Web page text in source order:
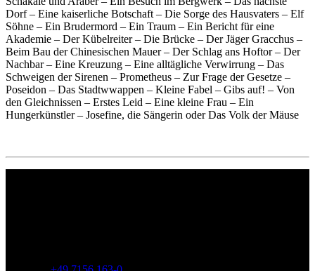
Dorf – Eine kaiserliche Botschaft – Die Sorge des Hausvaters – Elf
Söhne – Ein Brudermord – Ein Traum – Ein Bericht für eine
Akademie – Der Kübelreiter – Die Brücke – Der Jäger Gracchus –
Beim Bau der Chinesischen Mauer – Der Schlag ans Hoftor – Der
Nachbar – Eine Kreuzung – Eine alltägliche Verwirrung – Das
Schweigen der Sirenen – Prometheus – Zur Frage der Gesetze –
Poseidon – Das Stadtwwappen – Kleine Fabel – Gibs auf! – Von
den Gleichnissen – Erstes Leid – Eine kleine Frau – Ein
Hungerkünstler – Josefine, die Sängerin oder Das Volk der Mäuse